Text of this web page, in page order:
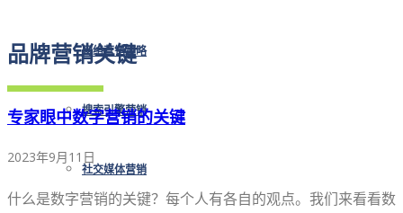
网络营销策略
搜索引擎营销
社交媒体营销
品牌营销关键
专家眼中数字营销的关键
2023年9月11日
什么是数字营销的关键？每个人有各自的观点。我们来看看数